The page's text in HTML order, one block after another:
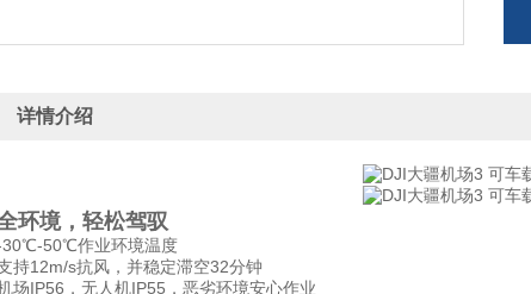
详情介绍
环境，轻松驾驭
50℃作业环境温度
持12m/s抗风，并稳定滞空32分钟
场IP56，无人机IP55，恶劣环境安心作业